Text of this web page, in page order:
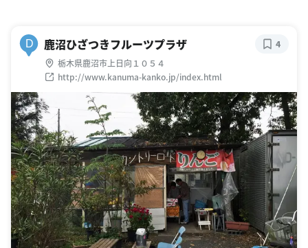
D 鹿沼ひざつきフルーツプラザ
栃木県鹿沼市上日向１０５４
http://www.kanuma-kanko.jp/index.html
4